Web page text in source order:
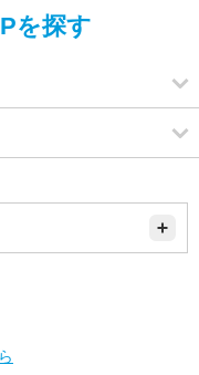
を探す